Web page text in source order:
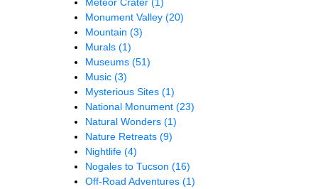
Monument Valley (20)
Mountain (3)
Murals (1)
Museums (51)
Music (3)
Mysterious Sites (1)
National Monument (23)
Natural Wonders (1)
Nature Retreats (9)
Nightlife (4)
Nogales to Tucson (16)
Off-Road Adventures (1)